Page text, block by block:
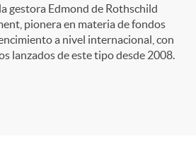
gestora Edmond de Rothschild
pionera en materia de fondos
a nivel internacional, con
lanzados de este tipo desde 2008.